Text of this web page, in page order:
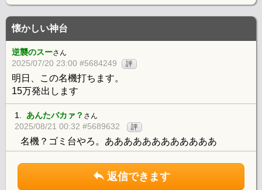
懐かしい神台
逆襲のスーさん
2025/07/20 23:00 #5684249 評
明日、この名機打ちます。
15万発出します
1. あんたバカァ？ さん
2025/08/21 00:32 #5689632 評
名機？ゴミ台やろ。ああああああああああああ
返信できます